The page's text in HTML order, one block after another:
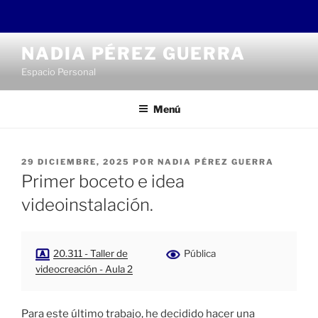
contenido
NADIA PÉREZ GUERRA
Espacio Personal
Menú
PUBLICADO
EL
29 DICIEMBRE, 2025 POR NADIA PÉREZ GUERRA
Primer boceto e idea
videoinstalación.
20.311 - Taller de
videocreación - Aula 2
Pública
Para este último trabajo, he decidido hacer una